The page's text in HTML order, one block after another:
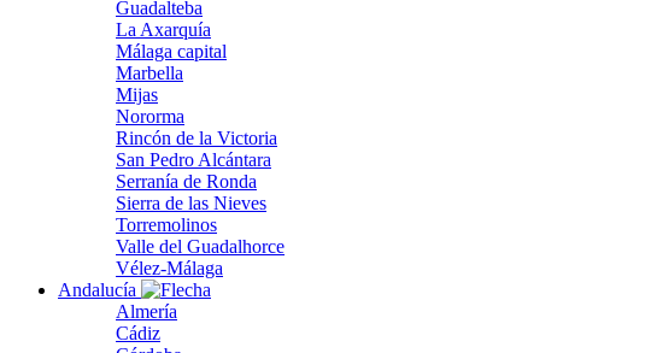
Guadalteba
La Axarquía
Málaga capital
Marbella
Mijas
Nororma
Rincón de la Victoria
San Pedro Alcántara
Serranía de Ronda
Sierra de las Nieves
Torremolinos
Valle del Guadalhorce
Vélez-Málaga
Andalucía
Almería
Cádiz